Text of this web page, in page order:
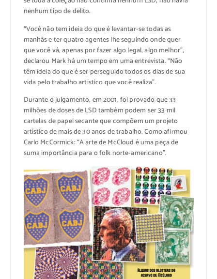
nenhum tipo de delito.
“Você não tem ideia do que é levantar-se todas as
manhãs e ter quatro agentes lhe seguindo onde quer
que você vá, apenas por fazer algo legal, algo melhor”,
declarou Mark há um tempo em uma entrevista. “Não
têm ideia do que é ser perseguido todos os dias de sua
vida pelo trabalho artístico que você realiza”.
Durante o julgamento, em 2001, foi provado que 33
milhões de doses de LSD também podem ser 33 mil
cartelas de papel secante que compõem um projeto
artístico de mais de 30 anos de trabalho. Como afirmou
Carlo McCormick: “A arte de McCloud é uma peça de
suma importância para o folk norte-americano”.